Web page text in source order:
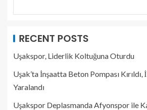
RECENT POSTS
Uşakspor, Liderlik Koltuğuna Oturdu
Uşak’ta İnşaatta Beton Pompası
Yaralandı
Uşakspor Deplasmanda Afyonspor ile